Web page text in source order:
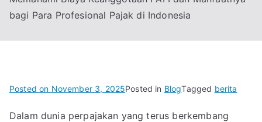
bagi Para Profesional Pajak di Indonesia
Posted on November 3, 2025Posted in BlogTagged berita
Dalam dunia perpajakan yang terus berkembang